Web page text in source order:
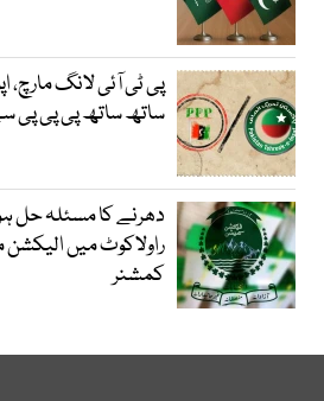
پی ٹی آئی لانگ
ساتھ ساتھ پی پی پی
راولاکوٹ میں
کمشنر